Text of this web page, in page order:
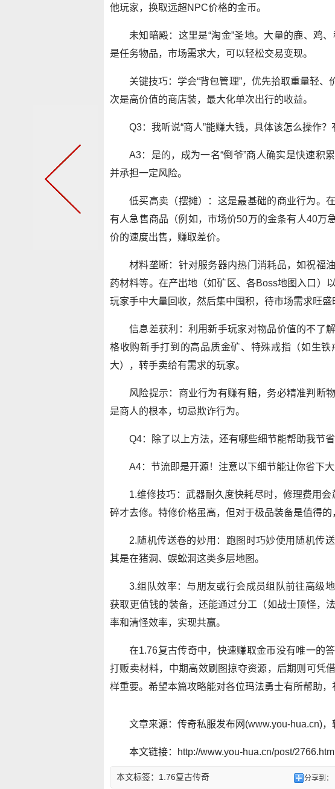
他玩家，换取远超NPC价格的金币。
未知暗殿：这里是“淘金”圣地。大量的鹿、鸡
是任务物品，市场需求大，可以轻松交易变现。
关键技巧：学会“背包管理”，优先拾取重量轻
次是高价值的商店装，最大化单次出行的收益。
Q3：我听说“商人”能赚大钱，具体该怎么操作？
A3：是的，成为一名“倒爷”商人确实是快速积
并承担一定风险。
低买高卖（摆摊）：这是最基础的商业行为。
有人急售商品（例如，市场价50万的金条有人40万
价的速度出售，赚取差价。
材料垄断：针对服务器内热门消耗品，如祝福
药材料等。在产出地（如矿区、各Boss地图入口）
玩家手中大量回收，然后集中囤积，待市场需求旺盛
信息差获利：利用新手玩家对物品价值的不了
格收购新手打到的高品质金矿、特殊戒指（如生
大），转手卖给有需求的玩家。
风险提示：商业行为有赚有赔，务必精准判断
是商人的根本，切忌欺诈行为。
Q4：除了以上方法，还有哪些细节能帮助我节省
A4：节流即是开源！注意以下细节能让你省下大
1.维修技巧：武器耐久度快耗尽时，修理费用
碎才去修。特修价格虽高，但对于极品装备是值得的
2.随机传送卷的妙用：跑图时巧妙使用随机传
其是在猪洞、蜈蚣洞这类多层地图。
3.组队效率：与朋友或行会成员组队前往高级
获取更值钱的装备，还能通过分工（如战士顶怪，
率和清怪效率，实现共赢。
在1.76复古传奇中，快速赚取金币没有唯一的
打贩卖材料，中期高效刷图掠夺资源，后期则可凭
样重要。希望本篇攻略能对各位玛法勇士有所帮助，
文章来源：传奇私服发布网(www.you-hua.cn)，
本文链接：http://www.you-hua.cn/post/2766.html
分享到：
本文标签： 1.76复古传奇